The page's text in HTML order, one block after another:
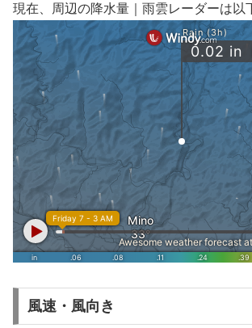
現在、周辺の降水量｜雨雲レーダーは以
風速・風向き